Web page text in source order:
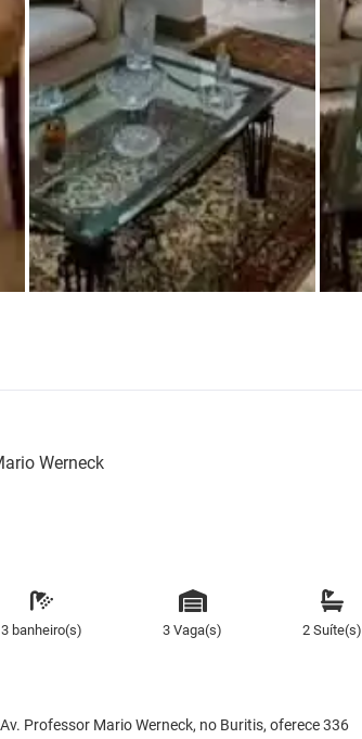
Werneck
3 banheiro(s) 3 Vaga(s) 2 Suíte(s)
Professor Mario Werneck, no Buritis, oferece 336